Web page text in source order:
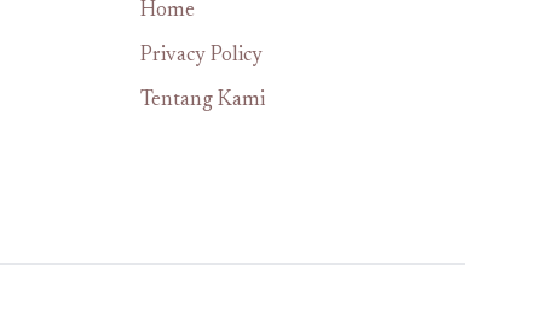
Home
Privacy Policy
Tentang Kami